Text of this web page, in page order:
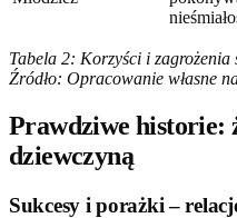
Tabela 2: Korzyści i
Źródło: Opracowanie własne
Prawdziwe historie:
dziewczyną
Sukcesy i porażki –